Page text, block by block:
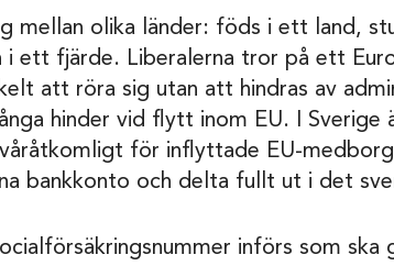
mellan olika länder: föds i ett land,
i ett fjärde. Liberalerna tror på ett
att röra sig utan att hindras av
hinder vid flytt inom EU. I Sverige
för inflyttade EU-
bankkonto och delta fullt ut i det
införs som ska